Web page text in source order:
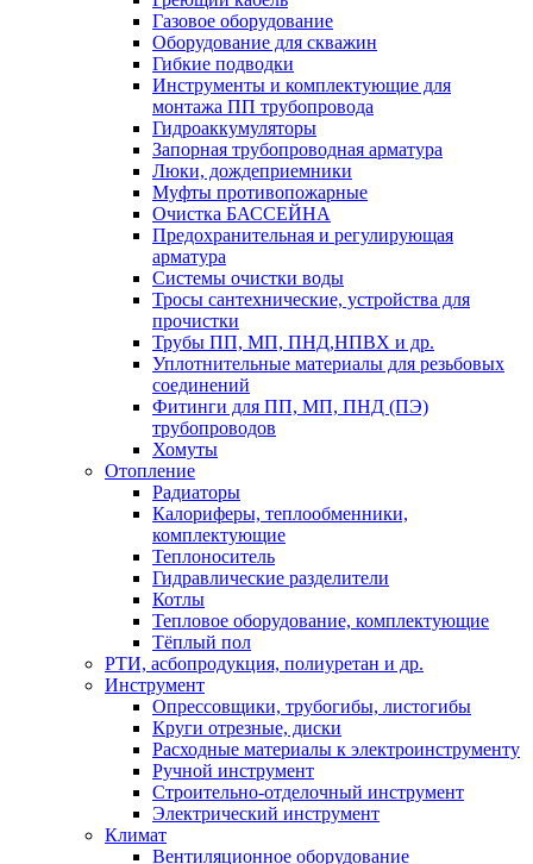
Газовое оборудование
Оборудование для скважин
Гибкие подводки
Инструменты и комплектующие для
монтажа ПП трубопровода
Гидроаккумуляторы
Запорная трубопроводная арматура
Люки, дождеприемники
Муфты противопожарные
Очистка БАССЕЙНА
Предохранительная и регулирующая
арматура
Системы очистки воды
Тросы сантехнические, устройства для
прочистки
Трубы ПП, МП, ПНД,НПВХ и др.
Уплотнительные материалы для резьбовых
соединений
Фитинги для ПП, МП, ПНД (ПЭ)
трубопроводов
Хомуты
Отопление
Радиаторы
Калориферы, теплообменники,
комплектующие
Теплоноситель
Гидравлические разделители
Котлы
Тепловое оборудование, комплектующие
Тёплый пол
РТИ, асбопродукция, полиуретан и др.
Инструмент
Опрессовщики, трубогибы, листогибы
Круги отрезные, диски
Расходные материалы к электроинструменту
Ручной инструмент
Строительно-отделочный инструмент
Электрический инструмент
Климат
Вентиляционное оборудование